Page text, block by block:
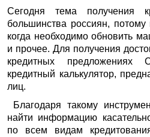
Сегодня тема получения
большинства россиян, потому
когда необходимо обновить
и прочее. Для получения
кредитных предложениях
кредитный калькулятор,
лиц.
Благодаря такому
найти информацию
по всем видам